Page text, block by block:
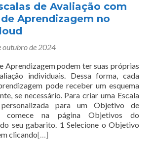
de Avaliação com
Aprendizagem no
outubro de 2024
Aprendizagem podem ter suas próprias
individuais. Dessa forma, cada
pode receber um esquema
se necessário. Para criar uma Escala
para um Objetivo de
comece na página Objetivos do
seu gabarito. 1 Selecione o Objetivo
clicando[…]